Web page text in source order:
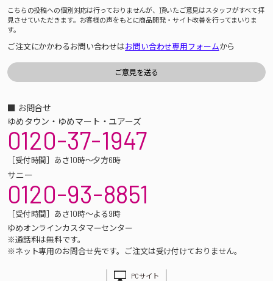
こちらの投稿への個別対応は行っておりませんが、頂いたご意見はスタッフがすべて拝
見させていただきます。お客様の声をもとに商品開発・サイト改善を行ってまいりま
す。
ご注文にかかわるお問い合わせはお問い合わせ専用フォームから
■ お問合せ
ゆめタウン・ゆめマート・ユアーズ
0120-37-1947
［受付時間］あさ10時～夕方6時
サニー
0120-93-8851
［受付時間］あさ10時～よる9時
ゆめオンラインカスタマーセンター
※通話料は無料です。
※ネット専用のお問合せ先です。ご注文は受け付けておりません。
PCサイト